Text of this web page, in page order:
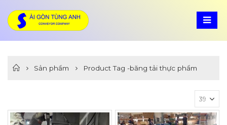
Sản phẩm Product Tag -băng tải thực phẩm